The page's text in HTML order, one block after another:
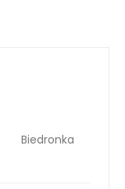
Biedronka